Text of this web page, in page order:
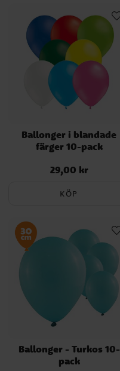
Ballonger i blandade
färger 10-pack
Pris:29,00 kr
29,00 kr
KÖP
Ballonger - Turkos 10-
pack